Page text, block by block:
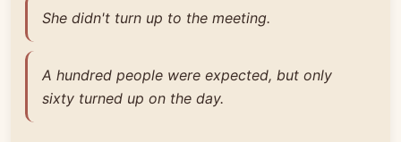
She didn't turn up to the meeting.
A hundred people were expected, but only
sixty turned up on the day.